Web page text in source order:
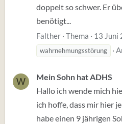
doppelt so schwer. Er
benötigt...
Falther Thema 13 Juni
wahrnehmungsstörung
W
Mein Sohn hat ADHS
Hallo ich wende mich
ich hoffe, dass mir hier
habe einen 9 jährigen